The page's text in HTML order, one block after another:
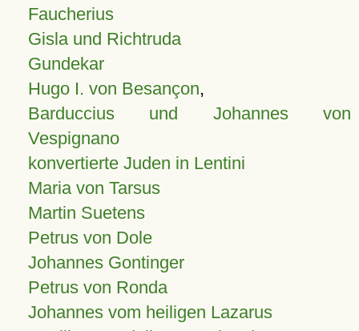
Faucherius
Gisla und Richtruda
Gundekar
Hugo I. von Besançon,
Barduccius und Johannes von
Vespignano
konvertierte Juden in Lentini
Maria von Tarsus
Martin Suetens
Petrus von Dole
Johannes Gontinger
Petrus von Ronda
Johannes vom heiligen Lazarus